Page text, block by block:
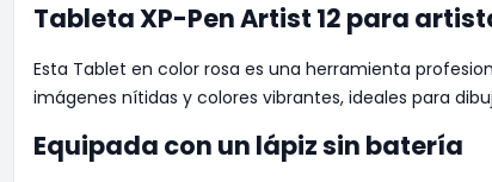
Tableta XP-Pen Artist 12 para
Esta Tablet en color rosa es una herramienta
imágenes nítidas y colores vibrantes, ideales para
Equipada con un lápiz sin batería